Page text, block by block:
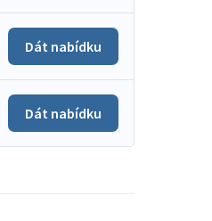
Dát nabídku
Dát nabídku